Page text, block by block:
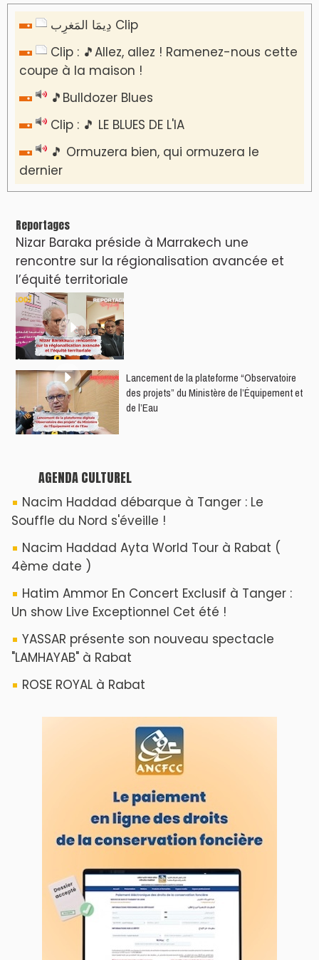
​Lancement de la plateforme “Observatoire
des projets” du Ministère de l’Équipement et
AGENDA CULTUREL
Nacim Haddad débarque à Tanger : Le
Nacim Haddad Ayta World Tour à Rabat (
4ème date )
Hatim Ammor En Concert Exclusif à Tanger :
Un show Live Exceptionnel Cet été !
YASSAR présente son nouveau spectacle
"LAMHAYAB" à Rabat
ROSE ROYAL à Rabat
ABOUT US
A propos de L'ODJ
VOS CONTRIBUTIONS
Proposer votre article
LODJ VIDÉO
L'ODJ LIVE TV
LODJ AUDIO
WEB RADIO R212